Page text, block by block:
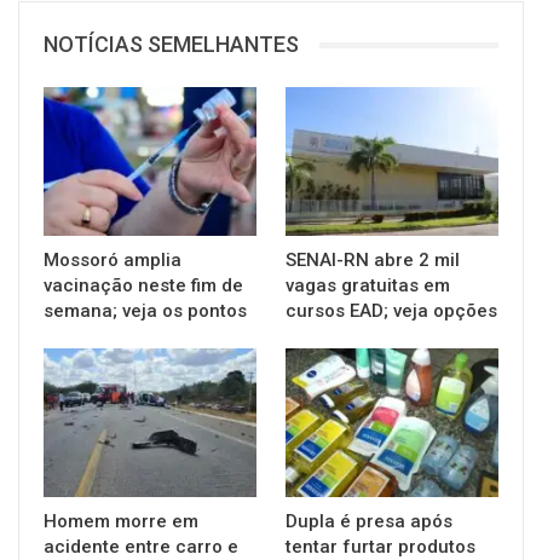
NOTÍCIAS SEMELHANTES
Mossoró amplia
vacinação neste fim de
semana; veja os pontos
SENAI-RN abre 2 mil
vagas gratuitas em
cursos EAD; veja opções
Homem morre em
acidente entre carro e
Dupla é presa após
tentar furtar produtos